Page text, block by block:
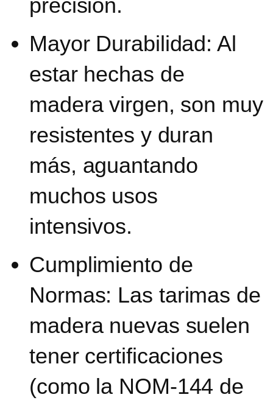
precisión.
Mayor Durabilidad: Al
estar hechas de
madera virgen, son muy
resistentes y duran
más, aguantando
muchos usos
intensivos.
Cumplimiento de
Normas: Las tarimas de
madera nuevas suelen
tener certificaciones
(como la NOM-144 de